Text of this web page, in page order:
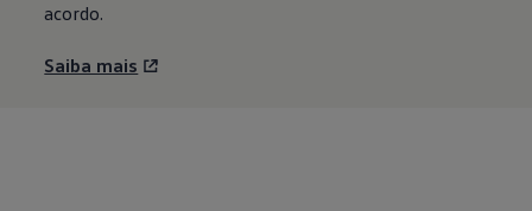
acordo.
Saiba mais